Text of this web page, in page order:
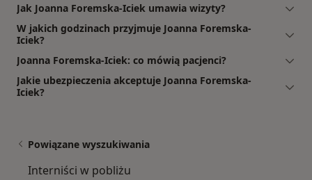
Jak Joanna Foremska-Iciek umawia wizyty?
W jakich godzinach przyjmuje Joanna Foremska-
Iciek?
Joanna Foremska-Iciek: co mówią pacjenci?
Jakie ubezpieczenia akceptuje Joanna Foremska-
Iciek?
Powiązane wyszukiwania
Interniści w pobliżu